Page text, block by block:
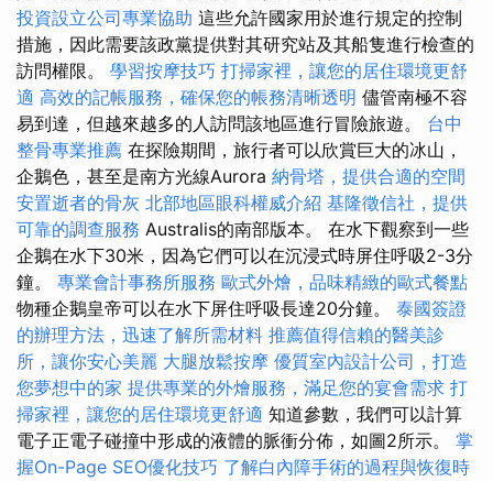
投資設立公司專業協助 這些允許國家用於進行規定的控制
措施，因此需要該政黨提供對其研究站及其船隻進行檢查的
訪問權限。 學習按摩技巧 打掃家裡，讓您的居住環境更舒
適 高效的記帳服務，確保您的帳務清晰透明 儘管南極不容
易到達，但越來越多的人訪問該地區進行冒險旅遊。 台中
整骨專業推薦 在探險期間，旅行者可以欣賞巨大的冰山，
企鵝色，甚至是南方光線Aurora 納骨塔，提供合適的空間
安置逝者的骨灰 北部地區眼科權威介紹 基隆徵信社，提供
可靠的調查服務 Australis的南部版本。 在水下觀察到一些
企鵝在水下30米，因為它們可以在沉浸式時屏住呼吸2-3分
鐘。 專業會計事務所服務 歐式外燴，品味精緻的歐式餐點
物種企鵝皇帝可以在水下屏住呼吸長達20分鐘。 泰國簽證
的辦理方法，迅速了解所需材料 推薦值得信賴的醫美診
所，讓你安心美麗 大腿放鬆按摩 優質室內設計公司，打造
您夢想中的家 提供專業的外燴服務，滿足您的宴會需求 打
掃家裡，讓您的居住環境更舒適 知道參數，我們可以計算
電子正電子碰撞中形成的液體的脈衝分佈，如圖2所示。 掌
握On-Page SEO優化技巧 了解白內障手術的過程與恢復時